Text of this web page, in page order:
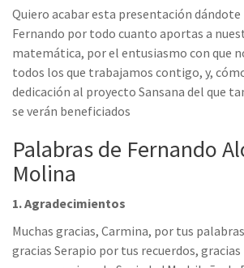
Quiero acabar esta presentación dándote
Fernando por todo cuanto aportas a
matemática, por el entusiasmo con que
todos los que trabajamos contigo, y,
dedicación al proyecto Sansana del que
se verán beneficiados
Palabras de Fernando
Molina
1. Agradecimientos
Muchas gracias, Carmina, por tus
gracias Serapio por tus recuerdos,